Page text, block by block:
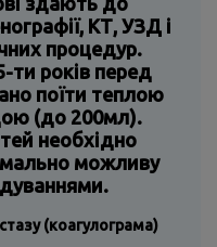
КТ, УЗД і
процедур.
років перед
поїти теплою
(до 200мл).
необхідно
можливу
(коагулограма)